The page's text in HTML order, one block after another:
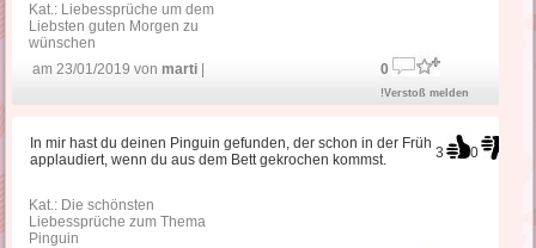
Kat.: Liebessprüche um dem
Liebsten guten Morgen zu
wünschen
am 23/01/2019 vonmarti 0
!Verstoß melden
3 0
In mir hast du deinen Pinguin gefunden, der schon in der Früh
applaudiert, wenn du aus dem Bett gekrochen kommst.
Kat.: Die schönsten
Liebessprüche zum Thema
Pinguin